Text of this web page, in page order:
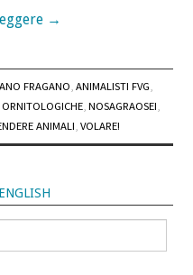
→
FRAGANO, ANIMALISTI FVG,
ORNITOLOGICHE,NOSAGRAOSEI,
ANIMALI,VOLARE!
ENGLISH